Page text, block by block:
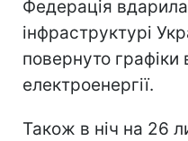
Федерація
інфраструктурі
повернуто графіки
електроенергії.
Також в ніч на 26